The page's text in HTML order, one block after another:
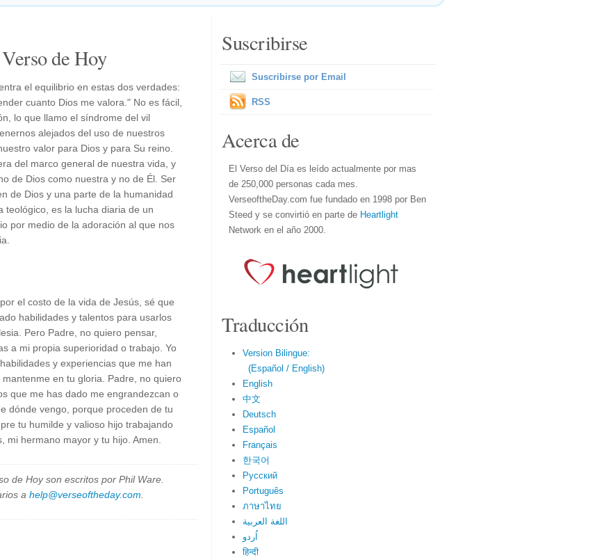
de Hoy
el equilibrio en estas dos verdades:
cuanto Dios me valora." No es fácil,
lo que llamo el síndrome del vil
alejados del uso de nuestros
valor para Dios y para Su reino.
del marco general de nuestra vida, y
de Dios como nuestra y no de Él. Ser
de Dios y una parte de la humanidad
teológico, es la lucha diaria de un
por medio de la adoración al que nos
el costo de la vida de Jesús, sé que
habilidades y talentos para usarlos
Pero Padre, no quiero pensar,
a mi propia superioridad o trabajo. Yo
y experiencias que me han
en tu gloria. Padre, no quiero
que me has dado me engrandezcan o
dónde vengo, porque proceden de tu
tu humilde y valioso hijo trabajando
hermano mayor y tu hijo. Amen.
de Hoy son escritos por Phil Ware.
a help@verseoftheday.com
Suscribirse
Suscribirse por Email
RSS
Acerca de
El Verso del Día es leído actualmente por mas
de 250,000 personas cada mes.
VerseoftheDay.com fue fundado en 1998 por Ben
Steed y se convirtió en parte de Heartlight
Network en el año 2000.
Traducción
Version Bilingue:
(Español / English)
English
中文
Deutsch
Español
Français
한국어
Русский
Português
ภาษาไทย
اللغة العربية
اُردو
हिन्दी